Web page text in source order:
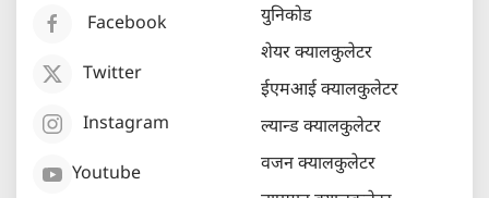
Facebook
Twitter
Instagram
Youtube
युनिकोड
शेयर क्यालकुलेटर
ईएमआई क्यालकुलेटर
ल्यान्ड क्यालकुलेटर
वजन क्यालकुलेटर